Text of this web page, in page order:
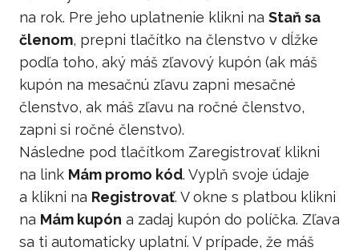
na rok. Pre jeho uplatnenie klikni na Staň sa
členom, prepni tlačítko na členstvo v dĺžke
podľa toho, aký máš zľavový kupón (ak máš
kupón na mesačnú zľavu zapni mesačné
členstvo, ak máš zľavu na ročné členstvo,
zapni si ročné členstvo).
Následne pod tlačítkom Zaregistrovať klikni
na link Mám promo kód. Vyplň svoje údaje
a klikni na Registrovať. V okne s platbou klikni
na Mám kupón a zadaj kupón do políčka. Zľava
sa ti automaticky uplatní. V prípade, že máš